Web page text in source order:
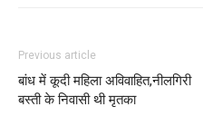
Previous article
बांध में कूदी महिला अविवाहित,नीलगिरी
बस्ती के निवासी थी मृतका